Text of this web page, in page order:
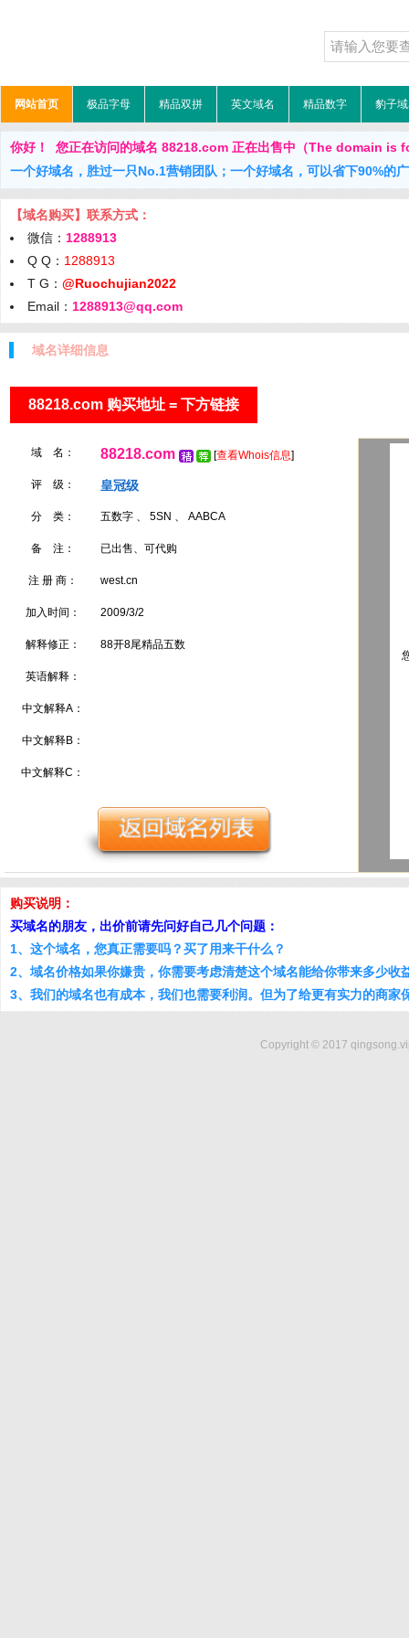
网站首页 极品字母 精品双拼 英文域名 精品数字 豹子
你好！ 您正在访问的域名 88218.com 正在出售中（The domain is
一个好域名，胜过一只No.1营销团队；一个好域名，可以省下90%的
【域名购买】联系方式：
微信： 1288913
Q Q： 1288913
T G： @Ruochujian2022
Email： 1288913@qq.com
域名详细信息
88218.com 购买地址 = 下方链接
域 名： 88218.com [查看Whois信息]
评 级： 皇冠级
分 类： 五数字 、 5SN 、 AABCA
备 注： 已出售、可代购
注 册 商： west.cn
加入时间： 2009/3/2
解释修正： 88开8尾精品五数
英语解释：
中文解释A：
中文解释B：
中文解释C：
购买说明：
买域名的朋友，出价前请先问好自己几个问题：
1、这个域名，您真正需要吗？买了用来干什么？
2、域名价格如果你嫌贵，你需要考虑清楚这个域名能给你带来多少收
3、我们的域名也有成本，我们也需要利润。但为了给更有实力的商家
Copyright © 2017